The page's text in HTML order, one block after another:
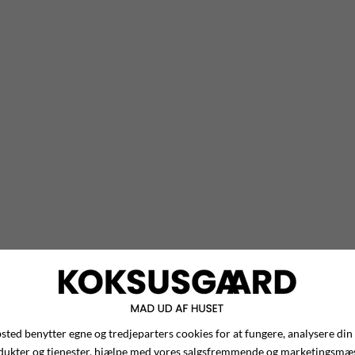
benytter egne og tredjeparters cookies for at fungere, analysere
og tjenester, hjælpe med vores salgsfremmende og